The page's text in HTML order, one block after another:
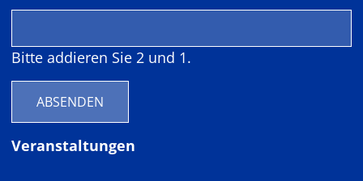
Bitte addieren Sie 2 und 1.
ABSENDEN
Veranstaltungen